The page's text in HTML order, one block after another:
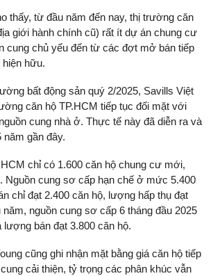
thấy, từ đầu năm đến nay, thị trường căn
giới hành chính cũ) rất ít dự án chung cư
cung chủ yếu đến từ các đợt mở bán tiếp
hữu.
bất động sản quý 2/2025, Savills Việt
căn hộ TP.HCM tiếp tục đối mặt với
cung nhà ở. Thực tế này đã diễn ra và
năm gần đây.
chỉ có 1.600 căn hộ chung cư mới,
Nguồn cung sơ cấp hạn chế ở mức 5.400
chỉ đạt 2.400 căn hộ, lượng hấp thụ đạt
nguồn cung sơ cấp 6 tháng đầu 2025
lượng bán đạt 3.800 căn hộ.
cũng ghi nhận mặt bằng giá căn hộ tiếp
cải thiện, tỷ trọng các phân khúc vẫn